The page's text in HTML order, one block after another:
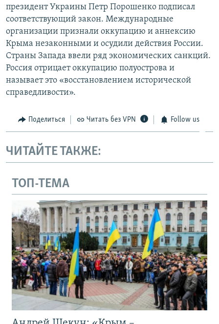
президент Украины Петр Порошенко подписал
соответствующий закон. Международные
организации признали оккупацию и аннексию
Крыма незаконными и осудили действия России.
Страны Запада ввели ряд экономических санкций.
Россия отрицает оккупацию полуострова и
называет это «восстановлением исторической
справедливости».
Поделиться Читать без VPN Follow us
ЧИТАЙТЕ ТАКЖЕ:
ТОП-ТЕМА